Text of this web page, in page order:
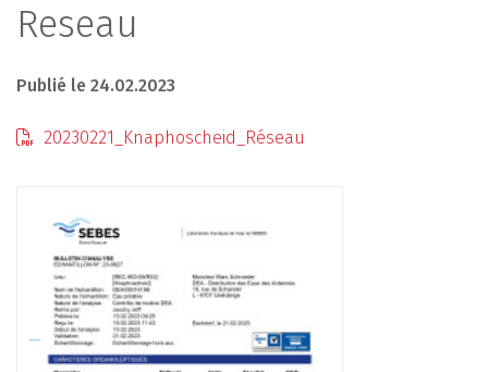
Reseau
Publié le 24.02.2023
20230221_Knaphoscheid_Réseau